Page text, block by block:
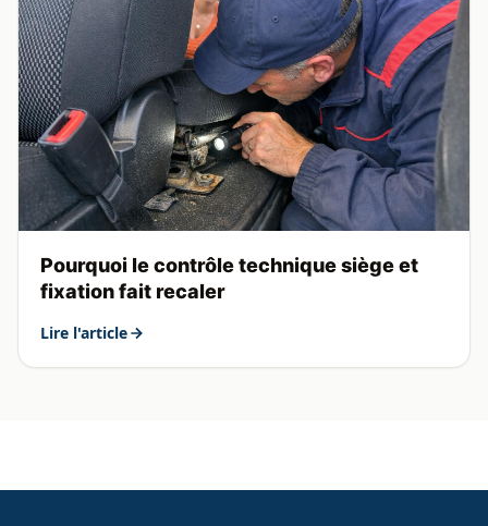
Pourquoi le contrôle technique siège et
fixation fait recaler
Lire l'article